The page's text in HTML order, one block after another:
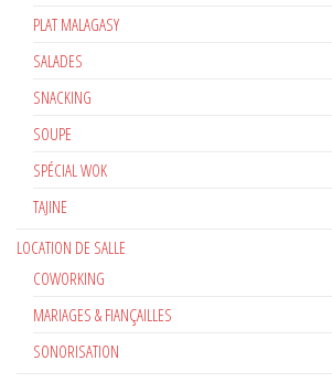
PLAT MALAGASY
SALADES
SNACKING
SOUPE
SPÉCIAL WOK
TAJINE
LOCATION DE SALLE
COWORKING
MARIAGES & FIANÇAILLES
SONORISATION